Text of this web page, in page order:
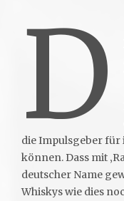
D
die Impulsgeber für
können. Dass mit
deutscher Name
Whiskys wie dies